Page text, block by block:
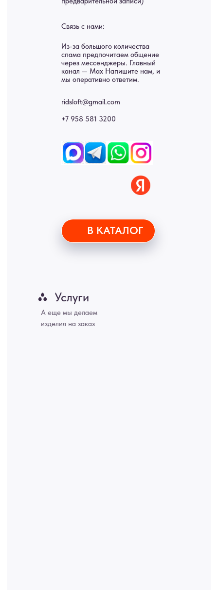
Доставка
© 2015-2026 Все права защищены. Не является офертой,
окончательные цены указываются в счете-спецификации.
• Договор публичной оферты
• Согласие на обработку персональных данных
Купить межкомнатные распашные двери, входные двери, амбарные
стеновые панели, лофт мебель с доставкой во все города России:
Москва, Санкт-Петербург, Екатеринбург, Новосибирск, Нижний
Новгород, Самара, Сургут, Казань, Омск, Челябинск, Ростов-на-
Хабаровск, Новокузнецк, Оренбург, Кемерово, Ижевск, Томск,
Набережные Челны, Липецк Казахстан, Алматы, Астана, Павлодар,
Усть - Каменногорск, Сочи.